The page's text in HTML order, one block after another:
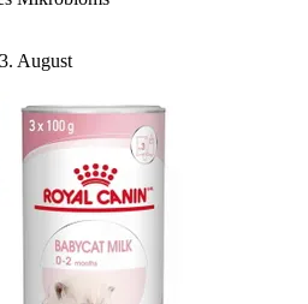
August